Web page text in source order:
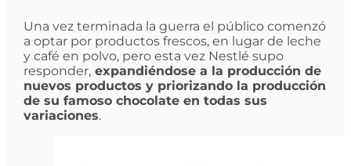
Una vez terminada la guerra el público comenzó
a optar por productos frescos, en lugar de leche
y café en polvo, pero esta vez Nestlé supo
responder,expandiéndose a la producción de
nuevos productos y priorizando la producción
de su famoso chocolate en todas sus
variaciones.